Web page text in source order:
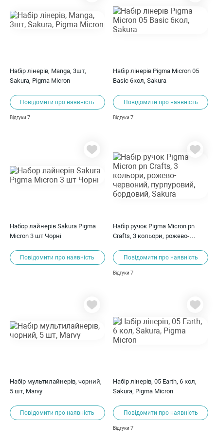
Набір лінерів, Manga, 3шт,
Sakura, Pigma Micron
Повідомити про наявність
Відгуки 7
Набір лінерів Pigma Micron 05
Basic 6кол, Sakura
Повідомити про наявність
Відгуки7
Набор лайнерів Sakura Pigma
Micron 3 шт Чорні
Повідомити про наявність
Набір ручок Pigma Micron pn
Crafts, 3 кольори, рожево-
бордовий, Sakura
Повідомити про наявність
Відгуки7
Набір мультилайнерів, чорний,
5 шт, Marvy
Повідомити про наявність
Набір лінерів, 05 Earth, 6 кол,
Sakura, Pigma Micron
Повідомити про наявність
Відгуки7